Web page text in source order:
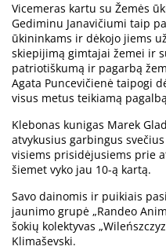
Vicemeras kartu su Žemės
Gediminu Janavičiumi taip
ūkininkams ir dėkojo jiems
skiepijimą gimtajai žemei ir
patriotiškumą ir pagarbą
Agata Puncevičienė taipogi
visus metus teikiamą
Klebonas kunigas Marek
atvykusius garbingus
visiems prisidėjusiems prie
šiemet vyko jau 10-ą kartą.
Savo dainomis ir puikiais
jaunimo grupė „Randeo
šokių kolektyvas
Klimaševski.